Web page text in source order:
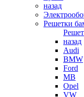
назад
Решетки
назад
Audi
BMW
Ford
MB
Opel
VW